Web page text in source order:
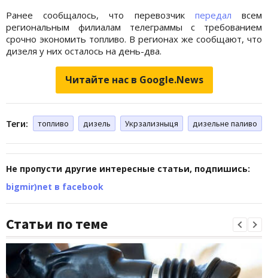
Ранее сообщалось, что перевозчик передал всем
региональным филиалам телеграммы с требованием
срочно экономить топливо. В регионах же сообщают, что
дизеля у них осталось на день-два.
Читайте нас в Google.News
Теги: топливо дизель Укрзализныця дизельне паливо
Не пропусти другие интересные статьи, подпишись:
bigmir)net в facebook
Статьи по теме